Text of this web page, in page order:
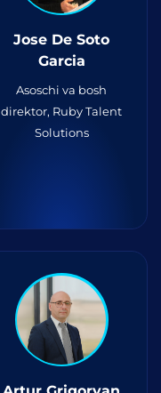
Jose De Soto
Garcia
Asoschi va bosh
direktor, Ruby Talent
Solutions